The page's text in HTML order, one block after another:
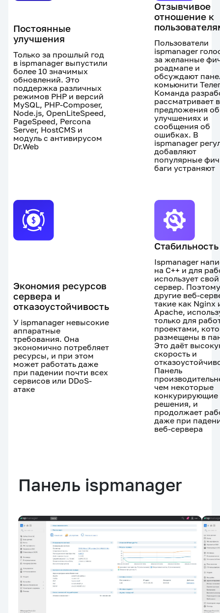
Постоянные
улучшения
Только за прошлый год
в ispmanager выпустили
более 10 значимых
обновлений. Это
поддержка различных
режимов PHP и версий
MySQL, PHP-Composer,
Node.js, OpenLiteSpeed,
PageSpeed, Percona
Server, HostCMS и
модуль с антивирусом
Dr.Web
Отзывчивое
отношение к
Пользователи
ispmanager
за желанные
роадмапе и
обсуждают
комьюнити
Команда
рассматривает
предложения об
улучшениях и
сообщения об
ошибках. В
ispmanager
добавляют
популярные
баги устраняют
Экономия ресурсов
сервера и
отказоустойчивость
У ispmanager невысокие
аппаратные
требования. Она
экономично потребляет
ресурсы, и при этом
может работать даже
при падении почти всех
сервисов или DDoS-
атаке
Стабильность
Ispmanager
на С++ и для
использует
сервер. Поэтому
другие веб-
такие как Nginx
Apache,
только для
проектами,
размещены в
Это даёт
скорость и
Панель
чем некоторые
конкурирующие
решения, и
продолжает
даже при
веб-сервера
Панель ispmanager